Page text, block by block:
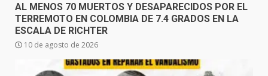
AL MENOS 70 MUERTOS Y DESAPARECIDOS POR EL
TERREMOTO EN COLOMBIA DE 7.4 GRADOS EN LA
ESCALA DE RICHTER
10 de agosto de 2026